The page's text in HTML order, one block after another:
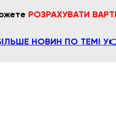
РОЗРАХУВАТИ
НОВИН ПО ТЕМІ